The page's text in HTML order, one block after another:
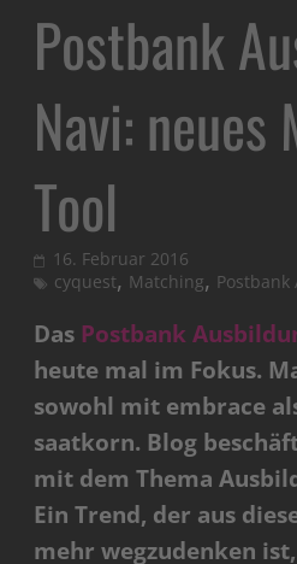
Postbank
Navi:
Tool
16. Februar 2016
cyquest, Matching,
Das Postbank
heute mal im Fokus.
sowohl mit embrace
saatkorn. Blog
mit dem Thema
Ein Trend, der aus
mehr wegzudenken